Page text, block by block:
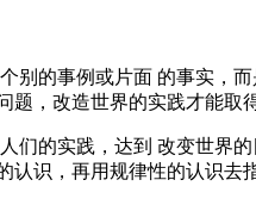
的事例或片面 的事实，而
，改造世界的实践才能取
的实践，达到 改变世界的
认识，再用规律性的认识去